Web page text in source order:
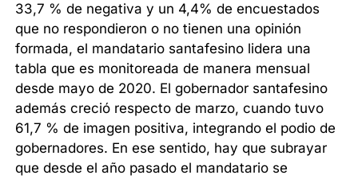
33,7 % de negativa y un 4,4% de encuestados
que no respondieron o no tienen una opinión
formada, el mandatario santafesino lidera una
tabla que es monitoreada de manera mensual
desde mayo de 2020. El gobernador santafesino
además creció respecto de marzo, cuando tuvo
61,7 % de imagen positiva, integrando el podio de
gobernadores. En ese sentido, hay que subrayar
que desde el año pasado el mandatario se